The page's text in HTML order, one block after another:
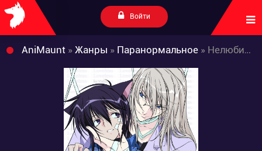
Войти
AniMaunt » Жанры » Паранормальное » Нелюбимый